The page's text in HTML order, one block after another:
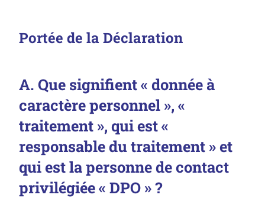
Portée de la Déclaration
A. Que signifient « donnée à
caractère personnel », «
traitement », qui est «
responsable du traitement » et
qui est la personne de contact
privilégiée « DPO » ?